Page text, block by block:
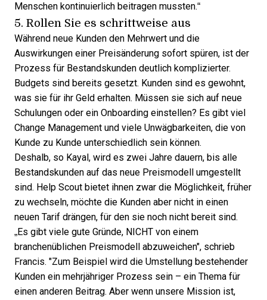
Menschen kontinuierlich beitragen mussten.“
5. Rollen Sie es schrittweise aus
Während neue Kunden den Mehrwert und die
Auswirkungen einer Preisänderung sofort spüren, ist der
Prozess für Bestandskunden deutlich komplizierter.
Budgets sind bereits gesetzt. Kunden sind es gewohnt,
was sie für ihr Geld erhalten. Müssen sie sich auf neue
Schulungen oder ein Onboarding einstellen? Es gibt viel
Change Management und viele Unwägbarkeiten, die von
Kunde zu Kunde unterschiedlich sein können.
Deshalb, so Kayal, wird es zwei Jahre dauern, bis alle
Bestandskunden auf das neue Preismodell umgestellt
sind. Help Scout bietet ihnen zwar die Möglichkeit, früher
zu wechseln, möchte die Kunden aber nicht in einen
neuen Tarif drängen, für den sie noch nicht bereit sind.
„Es gibt viele gute Gründe, NICHT von einem
branchenüblichen Preismodell abzuweichen", schrieb
Francis. "Zum Beispiel wird die Umstellung bestehender
Kunden ein mehrjähriger Prozess sein – ein Thema für
einen anderen Beitrag. Aber wenn unsere Mission ist,